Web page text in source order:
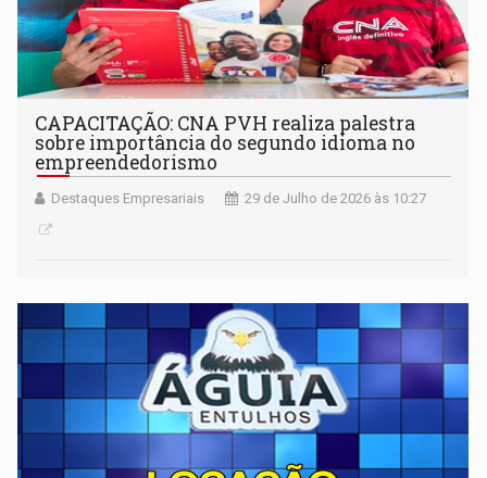
CAPACITAÇÃO: CNA PVH realiza palestra
sobre importância do segundo idioma no
empreendedorismo
Destaques Empresariais 29 de Julho de 2026 às 10:27